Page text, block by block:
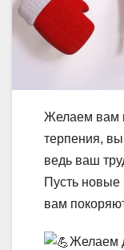
Желаем вам
терпения,
ведь ваш
Пусть новые
вам
Желаем